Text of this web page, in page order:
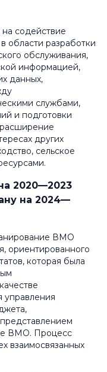
содействие
области разработки
обслуживания,
информацией,
данных,
службами,
и подготовки
других
сельское
2020—2023
на 2024—
ВМО
ориентированного
которая была
управления
ВМО. Процесс
взаимосвязанных